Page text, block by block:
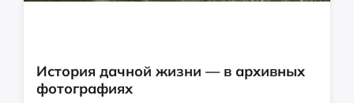
История дачной жизни — в архивных
фотографиях